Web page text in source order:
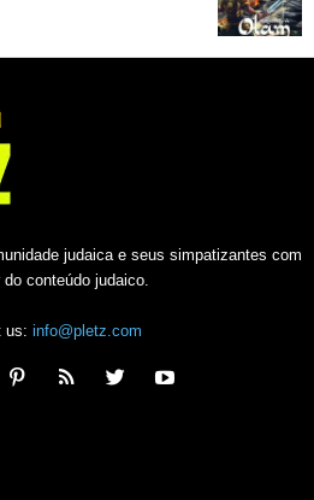
judaica e seus simpatizantes com
do conteúdo judaico.
us: info@pletz.com